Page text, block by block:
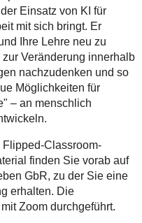
Einsatz von KI für
mit sich bringt. Er
Ihre Lehre neu zu
Veränderung innerhalb
nachzudenken und so
Möglichkeiten für
– an menschlich
Classroom-
finden Sie vorab auf
GbR, zu der Sie eine
erhalten. Die
Zoom durchgeführt.